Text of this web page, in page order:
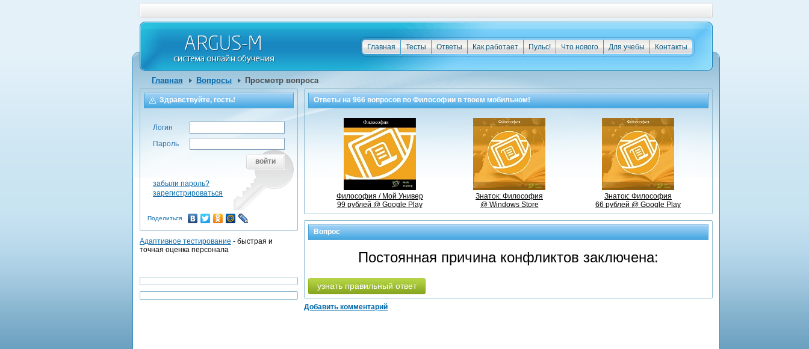
Контакты
Для учебы
Что нового
Пульс!
Как работает
Ответы
Тесты
Главная
Главная Вопросы Просмотр вопроса
Ответы на966вопросов поФилософиив твоем мобильном!
Философия / Мой Универ
99 рублей @ Google Play
Знаток: Философия
@ Windows Store
Знаток: Философия
66 рублей @ Google Play
Вопрос
Постоянная причина конфликтов заключена:
узнать правильный ответ
Добавить комментарий
Здравствуйте, гость!
Логин
Пароль
войти
забыли пароль?
зарегистрироваться
Поделиться
Адаптивное тестирование - быстрая и
точная оценка персонала